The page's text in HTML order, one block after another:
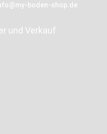
boden-shop.de
und Verkauf